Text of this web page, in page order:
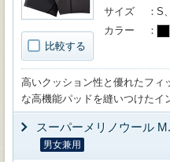
比較する
サイズ
S
カラー
高いクッション性と優れたフィ
な高機能パッドを縫いつけたイ
スーパーメリノウール
男女兼用